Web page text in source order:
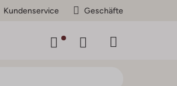
Kundenservice Geschäfte